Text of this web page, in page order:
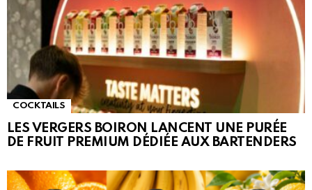
COCKTAILS
LES VERGERS BOIRON LANCENT UNE PURÉE
DE FRUIT PREMIUM DÉDIÉE AUX BARTENDERS